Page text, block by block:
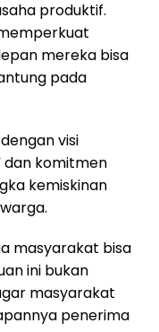
produktif.
mereka bisa
pada
visi
dan komitmen
kemiskinan
masyarakat bisa
ini bukan
masyarakat
penerima